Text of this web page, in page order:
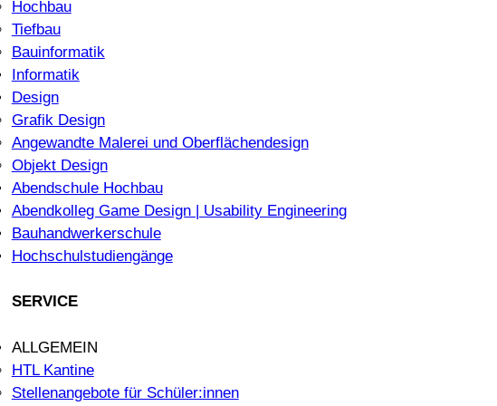
Hochbau
Tiefbau
Bauinformatik
Informatik
Design
Grafik Design
Angewandte Malerei und Oberflächendesign
Objekt Design
Abendschule Hochbau
Abendkolleg Game Design | Usability Engineering
Bauhandwerkerschule
Hochschulstudiengänge
SERVICE
ALLGEMEIN
HTL Kantine
Stellenangebote für Schüler:innen